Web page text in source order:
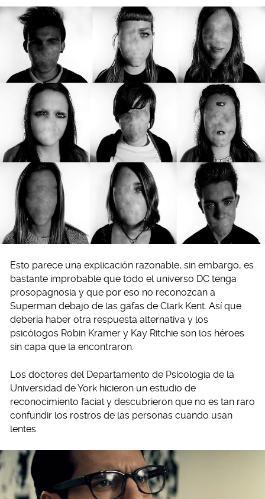
Esto parece una explicación razonable, sin embargo, es
bastante improbable que todo el universo DC tenga
prosopagnosia y que por eso no reconozcan a
Superman debajo de las gafas de Clark Kent. Así que
debería haber otra respuesta alternativa y los
psicólogos Robin Kramer y Kay Ritchie son los héroes
sin capa que la encontraron.
Los doctores del Departamento de Psicología de la
Universidad de York hicieron un estudio de
reconocimiento facial y descubrieron que no es tan raro
confundir los rostros de las personas cuando usan
lentes.